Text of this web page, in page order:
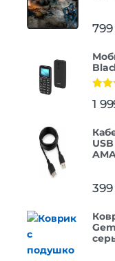
799
из 5
1
399